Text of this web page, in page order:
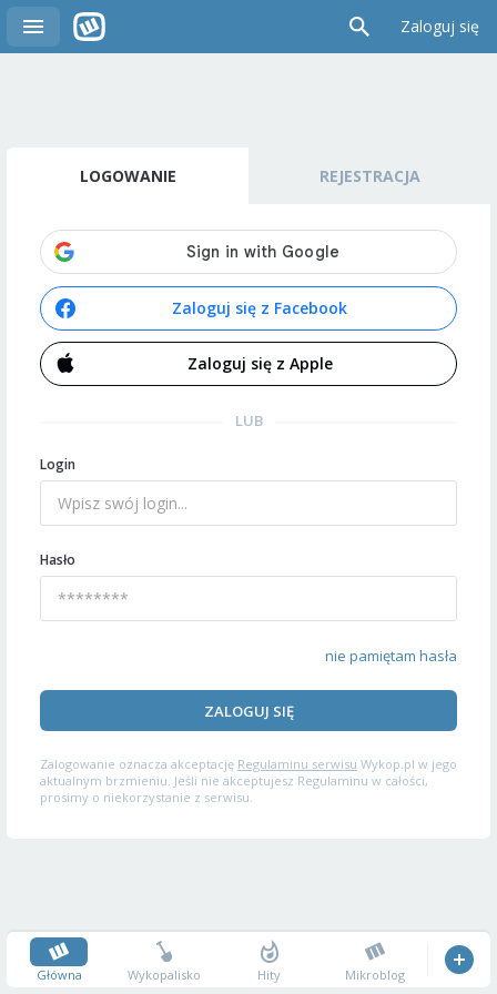
Zaloguj się
LOGOWANIE REJESTRACJA
Zaloguj się z Facebook
Zaloguj się z Apple
LUB
Login
Hasło
nie pamiętam hasła
ZALOGUJ SIĘ
Zalogowanie oznacza akceptację Regulaminu serwisu Wykop.pl w jego
aktualnym brzmieniu. Jeśli nie akceptujesz Regulaminu w całości,
prosimy o niekorzystanie z serwisu.
Główna Wykopalisko Hity Mikroblog